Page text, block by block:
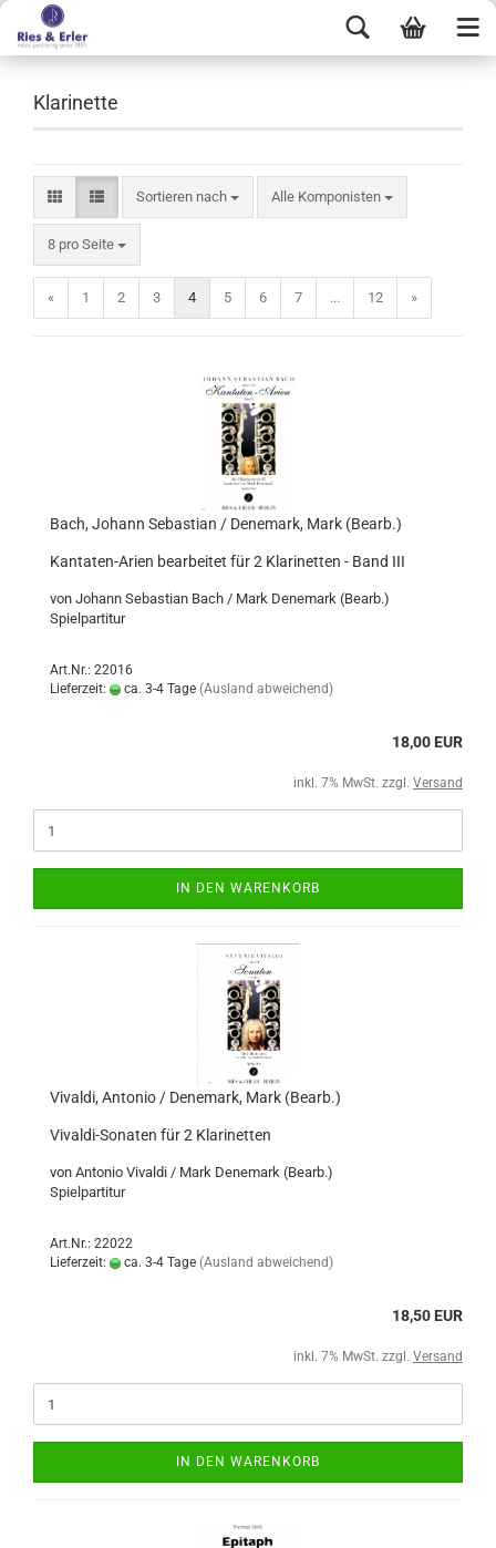
Klarinette
Sortieren nach Alle Komponisten
8 pro Seite
« 1 2 3 4 5 6 7 ... 12 »
Bach, Johann Sebastian / Denemark, Mark (Bearb.)
Kantaten-Arien bearbeitet für 2 Klarinetten - Band III
von Johann Sebastian Bach / Mark Denemark (Bearb.)
Spielpartitur
Art.Nr.: 22016
Lieferzeit:
ca. 3-4 Tage (Ausland abweichend)
18,00 EUR
inkl. 7% MwSt. zzgl. Versand
IN DEN WARENKORB
Vivaldi, Antonio / Denemark, Mark (Bearb.)
Vivaldi-Sonaten für 2 Klarinetten
von Antonio Vivaldi / Mark Denemark (Bearb.)
Spielpartitur
Art.Nr.: 22022
Lieferzeit:
ca. 3-4 Tage (Ausland abweichend)
18,50 EUR
inkl. 7% MwSt. zzgl. Versand
IN DEN WARENKORB